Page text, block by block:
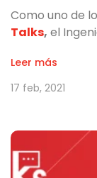
Como uno de
Talks, el
Leer más
17 feb, 2021